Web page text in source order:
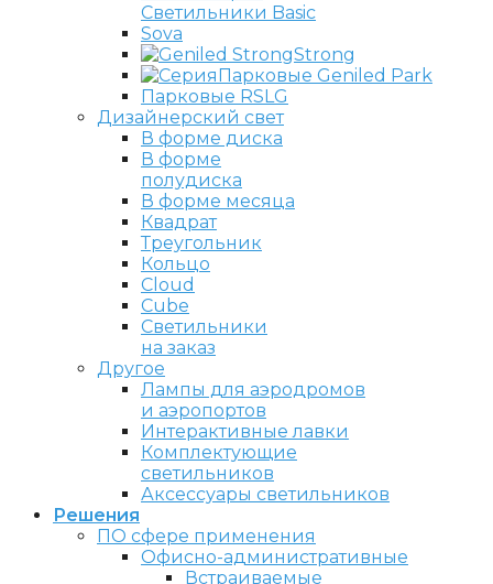
Светильники Basic
Sova
Strong
Парковые Geniled Park
Парковые RSLG
Дизайнерский свет
В форме диска
В форме
полудиска
В форме месяца
Квадрат
Треугольник
Кольцо
Cloud
Cube
Светильники
на заказ
Другое
Лампы для аэродромов
и аэропортов
Интерактивные лавки
Комплектующие
светильников
Аксессуары светильников
Решения
ПО сфере применения
Офисно-административные
Встраиваемые